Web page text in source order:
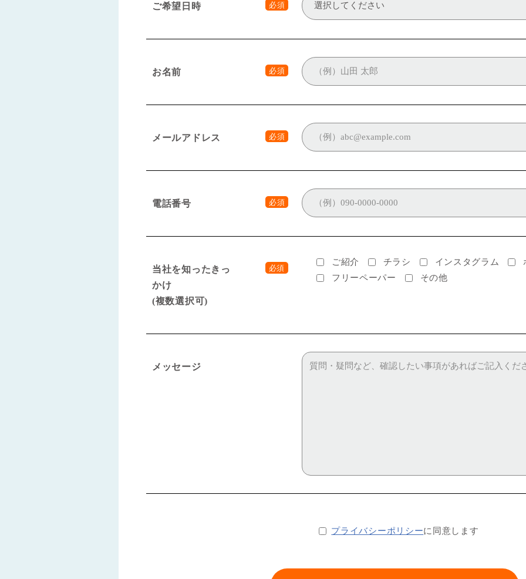
ご希望日時 必須
お名前 必須
メールアドレス 必須
電話番号 必須
当社を知ったきっ
かけ
(複数選択可)
必須
ご紹介 チラシ インスタグラム
フリーペーパー
その他
メッセージ
プライバシーポリシーに同意します